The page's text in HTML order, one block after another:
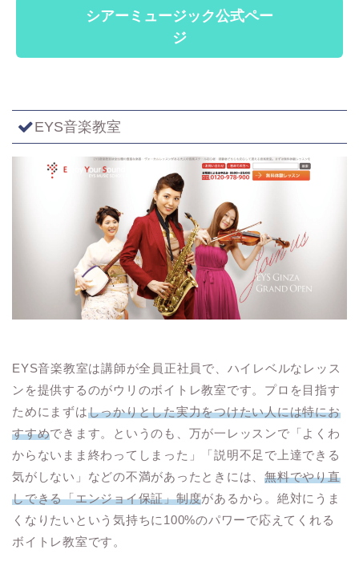
シアーミュージック公式ペー
ジ
EYS音楽教室
EYS音楽教室は講師が全員正社員で、ハイレベルなレッス
ンを提供するのがウリのボイトレ教室です。プロを目指す
ためにまずはしっかりとした実力をつけたい人には特にお
すすめできます。というのも、万が一レッスンで「よくわ
からないまま終わってしまった」「説明不足で上達できる
気がしない」などの不満があったときには、無料でやり直
しできる「エンジョイ保証」制度があるから。絶対にうま
くなりたいという気持ちに100%のパワーで応えてくれる
ボイトレ教室です。